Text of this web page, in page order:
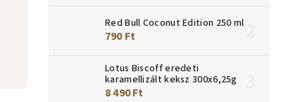
Red Bull Coconut Edition 250 ml
790 Ft
Lotus Biscoff eredeti
karamellizált keksz 300x6,25g
8 490 Ft